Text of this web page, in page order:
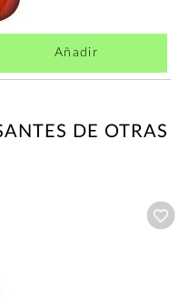
Añadir
DE OTRAS